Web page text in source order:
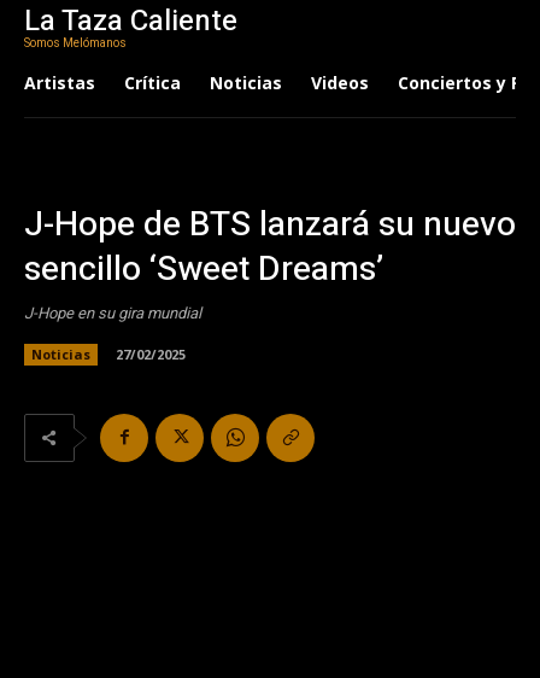
La Taza Caliente
Somos Melómanos
Artistas Crítica Noticias Videos Conciertos y
J-Hope de BTS lanzará su nuevo
sencillo ‘Sweet Dreams’
J-Hope en su gira mundial
Noticias 27/02/2025